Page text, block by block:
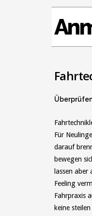
Für
darauf
bewegen
lassen
Feeling
Fahrpraxis
keine